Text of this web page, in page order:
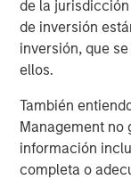
de la
de inversión
inversión, que
ellos.
También
Management no
información
completa o
hard and local
across
Investment
Global IG
widening.
gains. M&A
leveraged